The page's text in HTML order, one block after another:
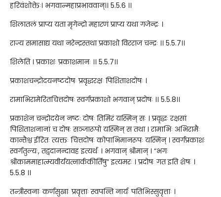
हरिवंशोक्तेः। भगवान्महाप्रभाववान्।। 5.5.6 ।।
शिलातलं प्राप्य यता मृगेन्द्रो महारणं प्राप्य यथा गजेन्द्रः ।
राज्य समासाद्य यथा नरेन्द्रस्तथा प्रकाशो विरराज चन्द्रः ।। 5.5.7।।
शिलेति । प्रकाशः प्रकाशमानः ।। 5.5.7।।
प्रकाशचन्द्रोदयनष्टदोषः प्रवृद्धरक्षः पिशिताशदोषः ।
रामाभिरामेरितचित्तदोषः स्वर्गप्रकाशो भगवान् प्रदोषः ।। 5.5.8।।
प्रकाशेन चन्द्रोदयेन नष्टः दोषः तिमिरं यस्मिन् सः । प्रवृद्धः रक्षसां
पिशिताशनानां च दोषः सञ्जारूपो यस्मिन् स तथा । रामाभिः अभिरामैः
कान्तैश्च ईरितः त्यक्तः चित्तदोषः कोपाभिमानरूपः यस्मिन् । स्वर्गप्रकाशः
स्वर्गतुल्यः, तद्वदानन्दावह इत्यर्थः । भगवान् श्रीमान् । “भगः
श्रीकाममाहात्म्यवीर्ययत्नार्ककीर्तिषु” इत्यमरः । प्रदोषः गत इति शेषः ।
5.5.8 ।।
तन्त्रीस्वनाः कर्णसुखाः प्रवृत्ताः स्वपन्ति नार्यः पतिभिस्सुवृत्ताः ।